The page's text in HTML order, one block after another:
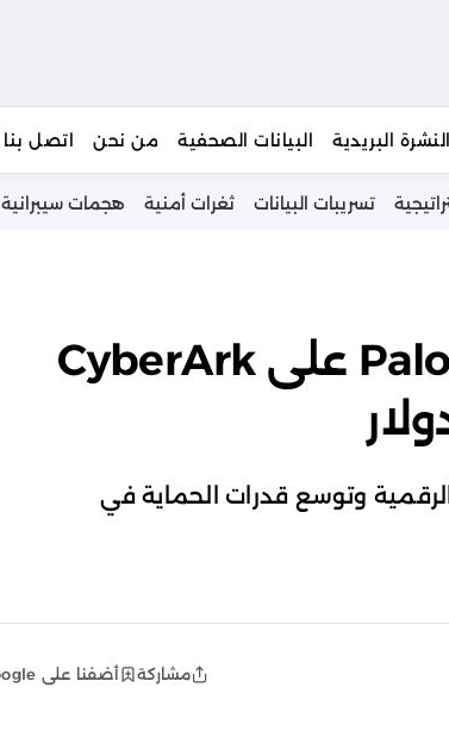
النشرة البريدية البيانات الصحفية من نحن اتصل بنا يبحث
تسريبات البيانات ثغرات أمنية هجمات سيبرانية
استحواذ Palo Alto Networks على CyberArk
الرقمية وتوسع قدرات الحماية في
مشاركة أضفنا على Google